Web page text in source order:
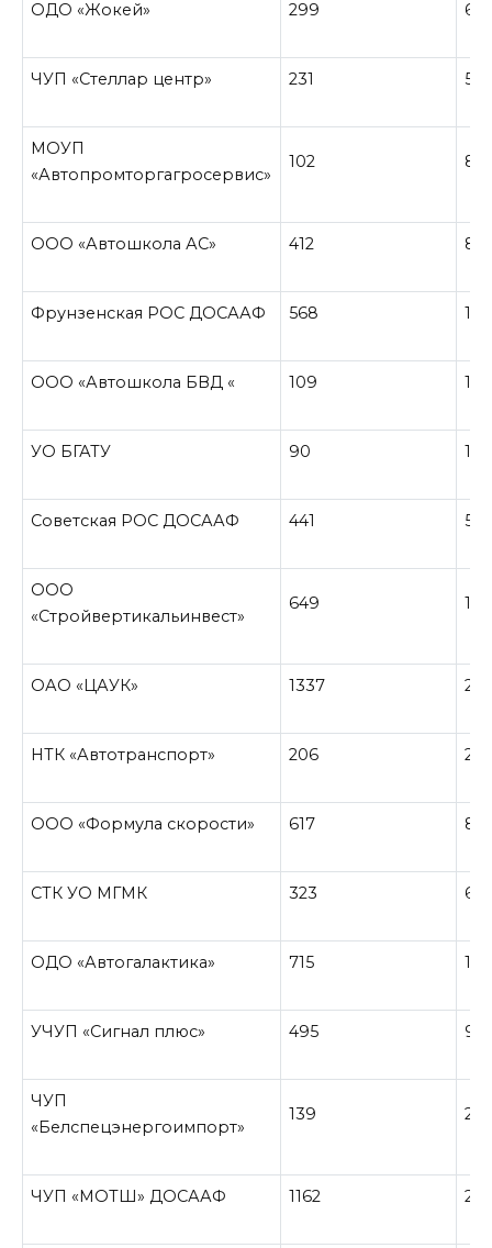
ОДО «Жокей» 299 65
ЧУП «Стеллар центр» 231 57
МОУП
«Автопромторгагросервис»
102 8
ООО «Автошкола АС» 412 84
Фрунзенская РОС ДОСААФ 568 115
ООО «Автошкола БВД « 109 18
УО БГАТУ 90 18
Советская РОС ДОСААФ 441 51
ООО
«Стройвертикальинвест»
649 126
ОАО «ЦАУК» 1337
НТК «Автотранспорт» 206 28
ООО «Формула скорости» 617 84
СТК УО МГМК 323 61
ОДО «Автогалактика» 715 132
УЧУП «Сигнал плюс» 495 94
ЧУП
«Белспецэнергоимпорт»
139 27
ЧУП «МОТШ» ДОСААФ 1162